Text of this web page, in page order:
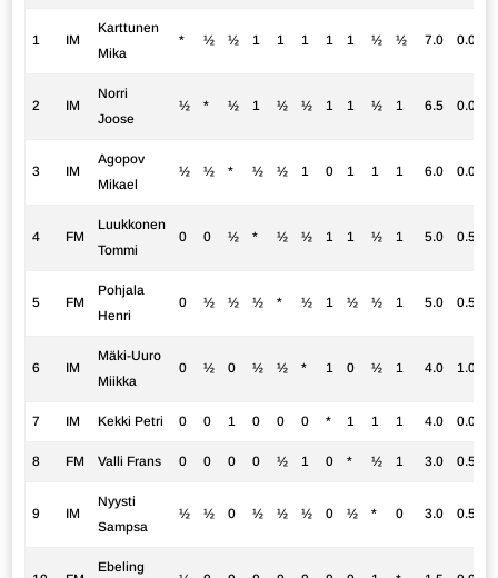
1 IM
Karttunen
Mika
* ½ ½ 1 1 1 1 1 ½ ½ 7.0 0.0
2 IM
Norri
Joose
½ * ½ 1 ½ ½ 1 1 ½ 1 6.5 0.0
3 IM
Agopov
Mikael
½ ½ * ½ ½ 1 0 1 1 1 6.0 0.0
4 FM
Luukkonen
Tommi
0 0 ½ * ½ ½ 1 1 ½ 1 5.0 0.5
5 FM
Pohjala
Henri
0 ½ ½ ½ * ½ 1 ½ ½ 1 5.0 0.5
6 IM
Mäki-Uuro
Miikka
0 ½ 0 ½ ½ * 1 0 ½ 1 4.0 1.0
7 IM Kekki Petri 0 0 1 0 0 0 * 1 1 1 4.0 0.0
8 FM Valli Frans 0 0 0 0 ½ 1 0 * ½ 1 3.0 0.5
9 IM
Nyysti
Sampsa
½ ½ 0 ½ ½ ½ 0 ½ * 0 3.0 0.5
Ebeling